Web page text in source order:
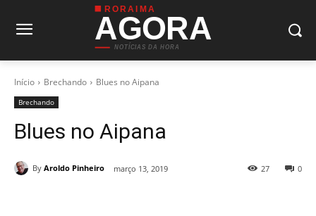
RORAIMA
AGORA
NOTÍCIAS DA HORA
Início Brechando Blues no Aipana
Brechando
Blues no Aipana
By Aroldo Pinheiro março 13, 2019 0
27